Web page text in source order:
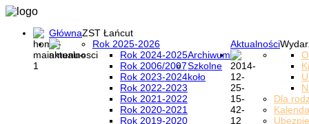
GłównaZST Łańcut
Aktualności
Rok 2025-2026
Archiwum
Rok 2024-2025
Rok 2006/2007
Rok 2023-2024
Rok 2022-2023
Rok 2021-2022
Rok 2020-2021
Rok 2019-2020
Szkolne
koło
Dla